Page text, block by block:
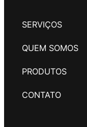
SERVIÇOS
QUEM SOMOS
PRODUTOS
CONTATO